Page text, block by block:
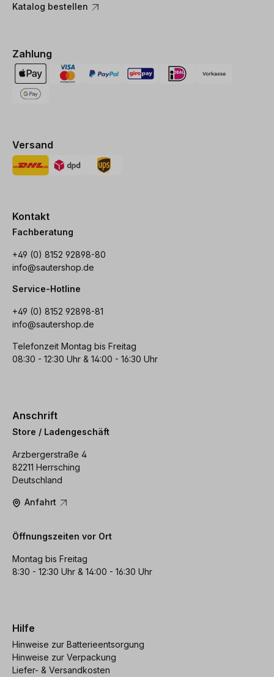
Katalog bestellen
Zahlung
Versand
Kontakt
Fachberatung
+49 (0) 8152 92898-80
info@sautershop.de
Service-Hotline
+49 (0) 8152 92898-81
info@sautershop.de
Telefonzeit Montag bis Freitag
08:30 - 12:30 Uhr & 14:00 - 16:30 Uhr
Anschrift
Store / Ladengeschäft
Arzbergerstraße 4
82211 Herrsching
Deutschland
Anfahrt
Öffnungszeiten vor Ort
Montag bis Freitag
8:30 - 12:30 Uhr & 14:00 - 16:30 Uhr
Hilfe
Hinweise zur Batterieentsorgung
Hinweise zur Verpackung
Liefer- & Versandkosten